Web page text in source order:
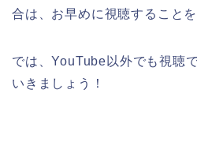
合は、お早めに視聴すること
では、YouTube以外でも視聴
いきましょう！